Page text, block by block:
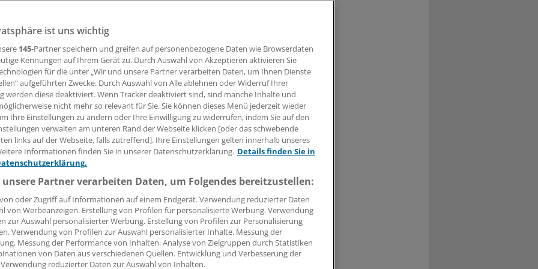
16:44 Uhr
Deutsche Spendenrat hat die Deutsche Kinderhilfe aus seinen
Im Zentrum der Kritik stehen die wirtschaftlich ausgerichteten
um die Frage, wie weit die Verquickung von wirtschaftlichen Interessen
bei einem gemeinnützigen Verein gehen darf.
ist uns wichtig
145-Partner speichern und greifen auf personenbezogene Daten wie Browserdaten
Kennungen auf Ihrem Gerät zu. Durch Auswahl von Akzeptieren aktivieren Sie
für die unter „Wir und unsere Partner verarbeiten Daten, um Ihnen Dienste
aufgeführten Zwecke. Durch Auswahl von Alle ablehnen oder Widerruf Ihrer
werden diese deaktiviert. Wenn Tracker deaktiviert sind, sind manche Inhalte und
nicht mehr so relevant für Sie. Sie können dieses Menü jederzeit wieder
Ihre Einstellungen zu ändern oder Ihre Einwilligung zu widerrufen, indem Sie auf den
verwalten am unteren Rand der Webseite klicken [oder das schwebende
links auf der Webseite, falls zutreffend]. Ihre Einstellungen gelten innerhalb unseres
Informationen finden Sie in unserer Datenschutzerklärung. Details finden Sie in
Partner verarbeiten Daten, um Folgendes bereitzustellen:
oder Zugriff auf Informationen auf einem Endgerät. Verwendung reduzierter Daten
von Werbeanzeigen. Erstellung von Profilen für personalisierte Werbung. Verwendung
zur Auswahl personalisierter Werbung. Erstellung von Profilen zur Personalisierung
Verwendung von Profilen zur Auswahl personalisierter Inhalte. Messung der
Messung der Performance von Inhalten. Analyse von Zielgruppen durch Statistiken
von Daten aus verschiedenen Quellen. Entwicklung und Verbesserung der
reduzierter Daten zur Auswahl von Inhalten.